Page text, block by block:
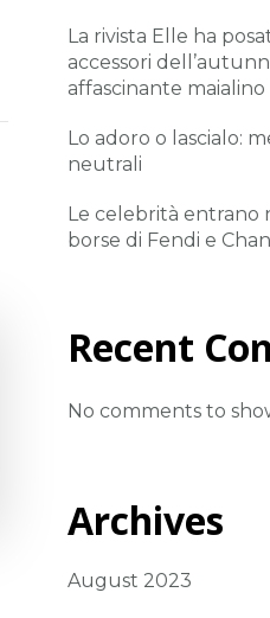
La rivista Elle ha
accessori
affascinante maialino
Lo adoro o lascialo:
neutrali
Le celebrità entrano
borse di Fendi e
Recent
No comments to
Archives
August 2023